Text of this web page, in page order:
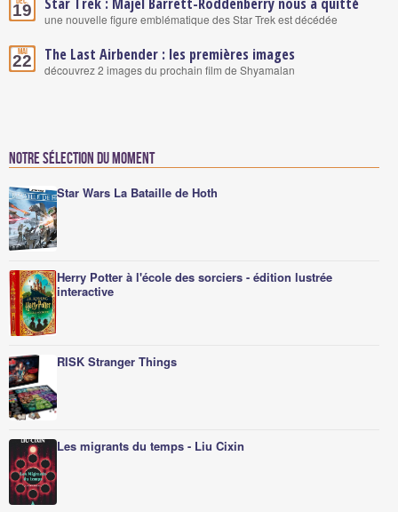
19 une nouvelle figure emblématique des Star Trek est décédée
Mai
22 The Last Airbender : les premières images
découvrez 2 images du prochain film de Shyamalan
Notre sélection du moment
Star Wars La Bataille de Hoth
Herry Potter à l'école des sorciers - édition lustrée
interactive
RISK Stranger Things
Les migrants du temps - Liu Cixin